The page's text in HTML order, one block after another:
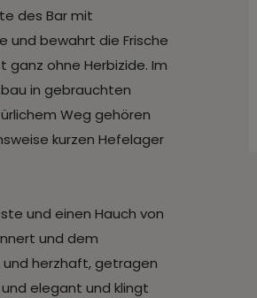
des Bar mit
und bewahrt die Frische
ganz ohne Herbizide. Im
in gebrauchten
Weg gehören
kurzen Hefelager
und einen Hauch von
und dem
herzhaft, getragen
elegant und klingt